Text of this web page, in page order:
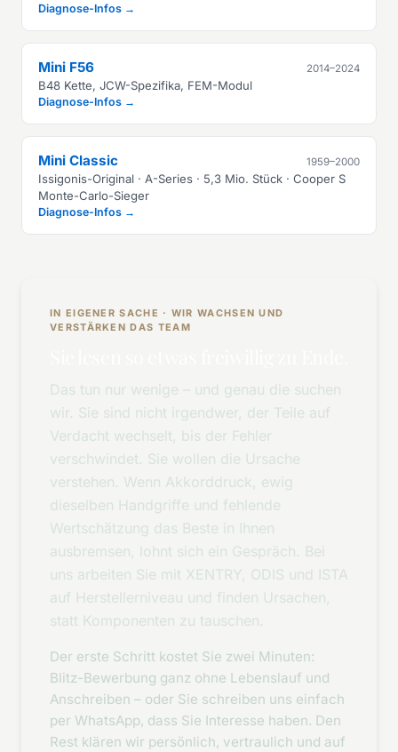
Diagnose-Infos →
Mini F56 2014–2024
B48 Kette, JCW-Spezifika, FEM-Modul
Diagnose-Infos →
Mini Classic 1959–2000
Issigonis-Original · A-Series · 5,3 Mio. Stück · Cooper S
Monte-Carlo-Sieger
Diagnose-Infos →
IN EIGENER SACHE · WIR WACHSEN UND
VERSTÄRKEN DAS TEAM
Das tun nur wenige – und genau die suchen
wir. Sie sind nicht irgendwer, der Teile auf
Verdacht wechselt, bis der Fehler
verschwindet. Sie wollen die Ursache
verstehen. Wenn Akkorddruck, ewig
dieselben Handgriffe und fehlende
Wertschätzung das Beste in Ihnen
ausbremsen, lohnt sich ein Gespräch. Bei
uns arbeiten Sie mit XENTRY, ODIS und ISTA
auf Herstellerniveau und finden Ursachen,
statt Komponenten zu tauschen.
Der erste Schritt kostet Sie zwei Minuten:
Blitz-Bewerbung ganz ohne Lebenslauf und
Anschreiben – oder Sie schreiben uns einfach
per WhatsApp, dass Sie Interesse haben. Den
Rest klären wir persönlich, vertraulich und auf